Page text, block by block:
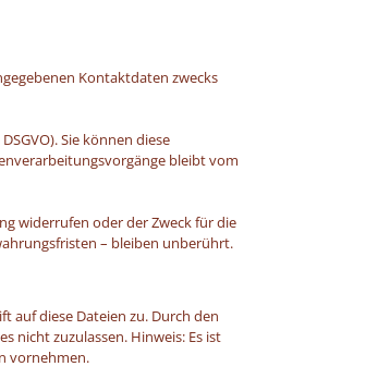
Kontaktdaten zwecks
Sie können diese
bleibt vom
widerrufen oder der Zweck für die
– bleiben unberührt.
auf diese Dateien zu. Durch den
nicht zuzulassen. Hinweis: Es ist
vornehmen.